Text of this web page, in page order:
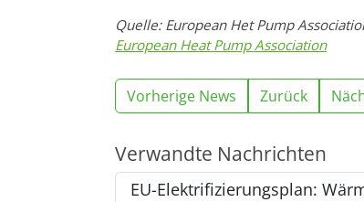
Quelle: European Het Pump
European Heat Pump Association
Vorherige News Zurück
Verwandte Nachrichten
EU-Elektrifizierungsplan: